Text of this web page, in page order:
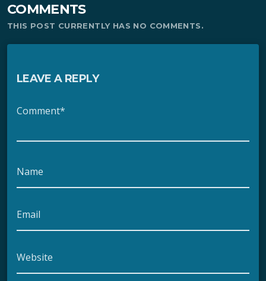
COMMENTS
THIS POST CURRENTLY HAS NO COMMENTS.
LEAVE A REPLY
Comment*
Name
Email
Website